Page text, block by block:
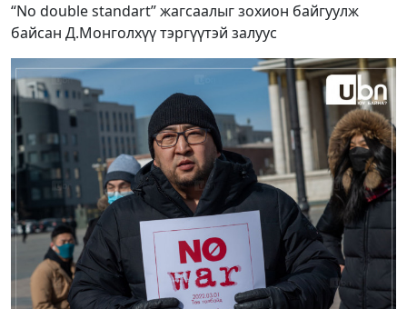
“No double standart” жагсаалыг зохион байгуулж
байсан Д.Монголхүү тэргүүтэй залуус